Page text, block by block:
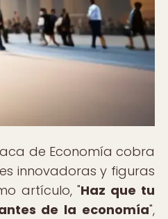
de Economía cobra
innovadoras y figuras
artículo, "Haz que tu
de la economía",